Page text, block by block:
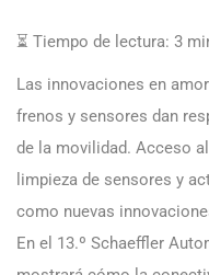
⏳ Tiempo de lectura: 3
Las innovaciones en
frenos y sensores dan
de la movilidad. Acceso
limpieza de sensores y
como nuevas
En el 13.º Schaeffler